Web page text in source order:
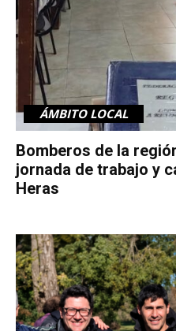
ÁMBITO LOCAL
Bomberos de la
jornada de trabajo y
Heras